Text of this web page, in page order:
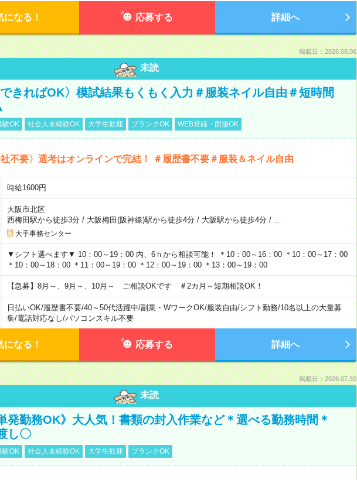
になる！ 応募する 詳細へ
掲載日：2026.08.06
未読
できればOK〉模試結果もくもく入力＃服装ネイル自由＃短時間
験OK 社会人未経験OK 大学生歓迎 ブランクOK WEB登録・面接OK
社不要〉選考はオンラインで完結！ ＃履歴書不要＃服装＆ネイル自由
時給1600円
大阪市北区
西梅田駅から徒歩3分/ 大阪梅田(阪神線)駅から徒歩4分/ 大阪駅から徒歩4分/
大手事務センター
▼シフト選べます▼ 10：00～19：00 内、6ｈから相談可能！ ＊10：00～16：00 ＊10：00～17：00
＊10：00～18：00 ＊11：00～19：00 ＊12：00～19：00 ＊13：00～19：00
【急募】8月～、9月～、10月～ ご相談OKです ＃2カ月～短期相談OK！
日払いOK/履歴書不要/40～50代活躍中/副業・WワークOK/服装自由/シフト勤務/10名以上の大量募
集/電話対応なし/パソコンスキル不要
になる！ 応募する 詳細へ
掲載日：2026.07.30
未読
発勤務OK》大人気！書類の封入作業など＊選べる勤務時間＊
し〇
験OK 社会人未経験OK 大学生歓迎 ブランクOK